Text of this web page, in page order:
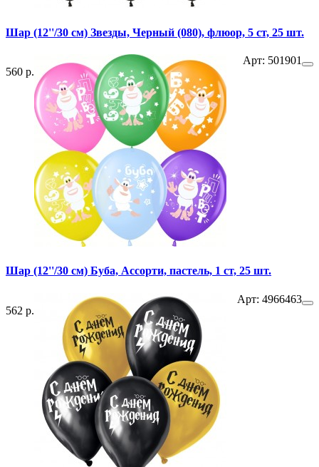
Шар (12''/30 см) Звезды, Черный (080), флюор, 5 ст, 25 шт.
560 р.
Арт: 501901
Шар (12''/30 см) Буба, Ассорти, пастель, 1 ст, 25 шт.
562 р.
Арт: 4966463